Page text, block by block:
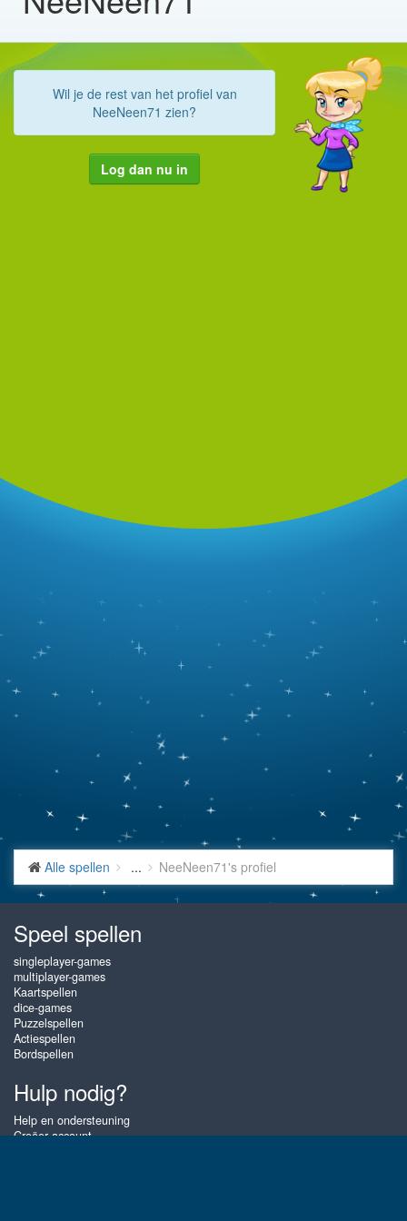
Wil je de rest van het profiel van
NeeNeen71 zien?
Log dan nu in
Alle spellen ... NeeNeen71's profiel
Speel spellen
singleplayer-games
multiplayer-games
Kaartspellen
dice-games
Puzzelspellen
Actiespellen
Bordspellen
Hulp nodig?
Help en ondersteuning
Creëer account